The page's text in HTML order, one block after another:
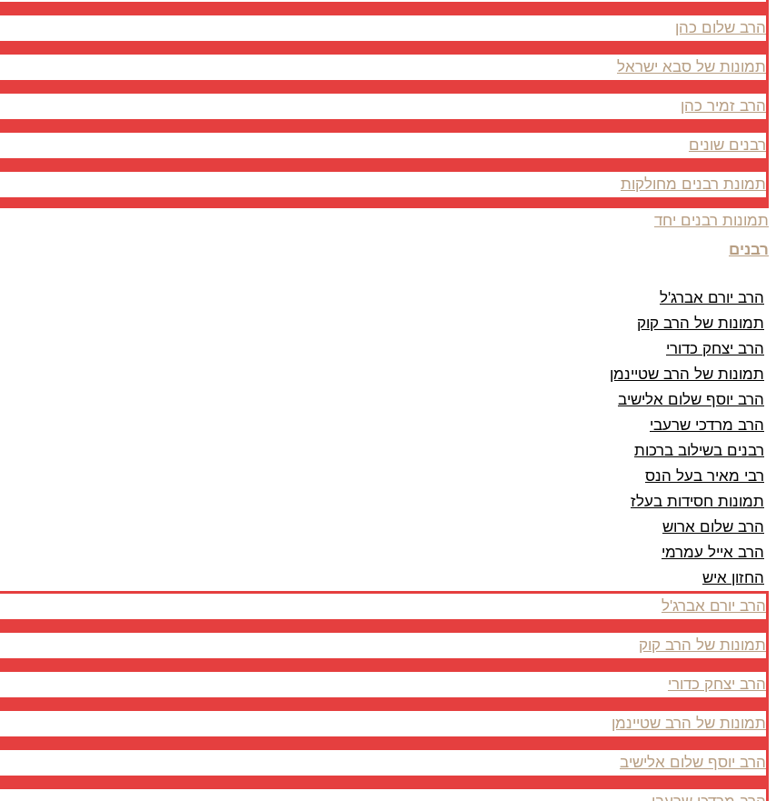
הרב שלום כהן
תמונות של סבא ישראל
הרב זמיר כהן
רבנים שונים
תמונת רבנים מחולקות
תמונות רבנים יחד
רבנים
הרב יורם אברג'ל
תמונות של הרב קוק
הרב יצחק כדורי
תמונות של הרב שטיינמן
הרב יוסף שלום אלישיב
הרב מרדכי שרעבי
רבנים בשילוב ברכות
רבי מאיר בעל הנס
תמונות חסידות בעלז
הרב שלום ארוש
הרב אייל עמרמי
החזון איש
הרב יורם אברג'ל
תמונות של הרב קוק
הרב יצחק כדורי
תמונות של הרב שטיינמן
הרב יוסף שלום אלישיב